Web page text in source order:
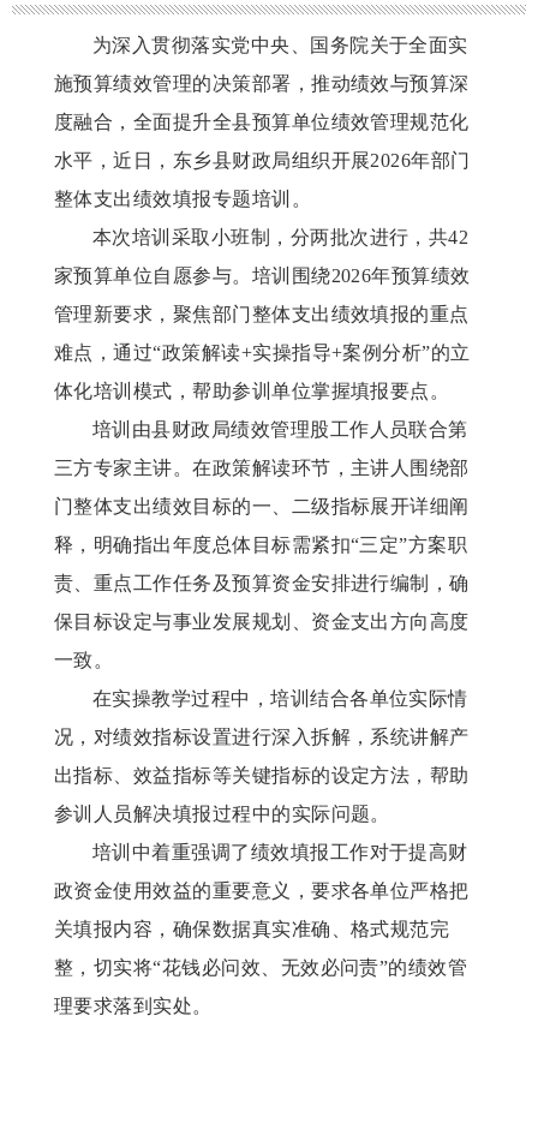
为深入贯彻落实党中央、国务院关于全面实
施预算绩效管理的决策部署，推动绩效与预算深
度融合，全面提升全县预算单位绩效管理规范化
水平，近日，东乡县财政局组织开展2026年部门
整体支出绩效填报专题培训。
本次培训采取小班制，分两批次进行，共42
家预算单位自愿参与。培训围绕2026年预算绩效
管理新要求，聚焦部门整体支出绩效填报的重点
难点，通过“政策解读+实操指导+案例分析”的立
体化培训模式，帮助参训单位掌握填报要点。
培训由县财政局绩效管理股工作人员联合第
三方专家主讲。在政策解读环节，主讲人围绕部
门整体支出绩效目标的一、二级指标展开详细阐
释，明确指出年度总体目标需紧扣“三定”方案职
责、重点工作任务及预算资金安排进行编制，确
保目标设定与事业发展规划、资金支出方向高度
一致。
在实操教学过程中，培训结合各单位实际情
况，对绩效指标设置进行深入拆解，系统讲解产
出指标、效益指标等关键指标的设定方法，帮助
参训人员解决填报过程中的实际问题。
培训中着重强调了绩效填报工作对于提高财
政资金使用效益的重要意义，要求各单位严格把
关填报内容，确保数据真实准确、格式规范完
整，切实将“花钱必问效、无效必问责”的绩效管
理要求落到实处。